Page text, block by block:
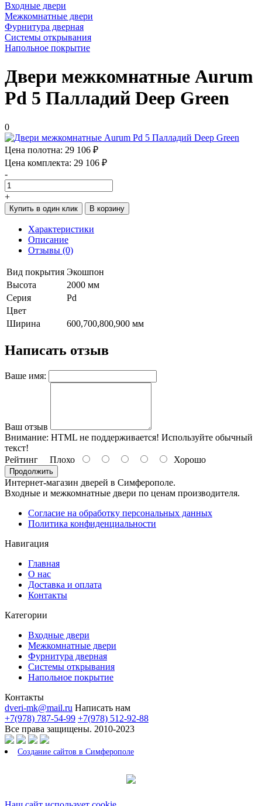
Входные двери
Межкомнатные двери
Фурнитура дверная
Системы открывания
Напольное покрытие
Двери межкомнатные Aurum
Pd 5 Палладий Deep Green
0
Цена полотна: 29 106 ₽
Цена комплекта: 29 106 ₽
-
+
Купить в один клик В корзину
Характеристики
Описание
Отзывы (0)
Вид покрытия Экошпон
Высота
2000 мм
Серия
Pd
Цвет
Ширина
600,700,800,900 мм
Написать отзыв
Ваше имя:
Ваш отзыв
Внимание: HTML не поддерживается! Используйте обычный
текст!
Рейтинг Плохо Хорошо
Продолжить
Интернет-магазин дверей в Симферополе.
Входные и межкомнатные двери по ценам производителя.
Согласие на обработку персональных данных
Политика конфиденциальности
Навигация
Главная
О нас
Доставка и оплата
Контакты
Категории
Входные двери
Межкомнатные двери
Фурнитура дверная
Системы открывания
Напольное покрытие
Контакты
dveri-mk@mail.ru Написать нам
+7(978) 787-54-99 +7(978) 512-92-88
Все права защищены. 2010-2023
Создание сайтов в Симферополе